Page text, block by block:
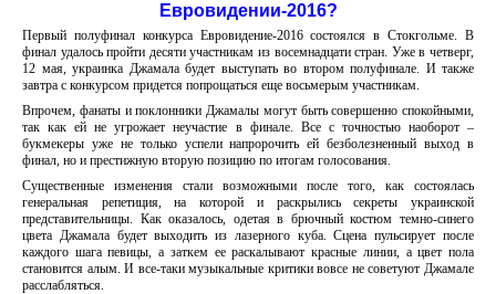
Евровидении-2016?
Первый полуфинал конкурса Евровидение-2016 состоялся в Стокгольме. В
финал удалось пройти десяти участникам из восемнадцати стран. Уже в четверг,
12 мая, украинка Джамала будет выступать во втором полуфинале. И также
завтра с конкурсом придется попрощаться еще восьмерым участникам.
Впрочем, фанаты и поклонники Джамалы могут быть совершенно спокойными,
так как ей не угрожает неучастие в финале. Все с точностью наоборот –
букмекеры уже не только успели напророчить ей безболезненный выход в
финал, но и престижную вторую позицию по итогам голосования.
Существенные изменения стали возможными после того, как состоялась
генеральная репетиция, на которой и раскрылись секреты украинской
представительницы. Как оказалось, одетая в брючный костюм темно-синего
цвета Джамала будет выходить из лазерного куба. Сцена пульсирует после
каждого шага певицы, а заткем ее раскалывают красные линии, а цвет пола
становится алым. И все-таки музыкальные критики вовсе не советуют Джамале
расслабляться.